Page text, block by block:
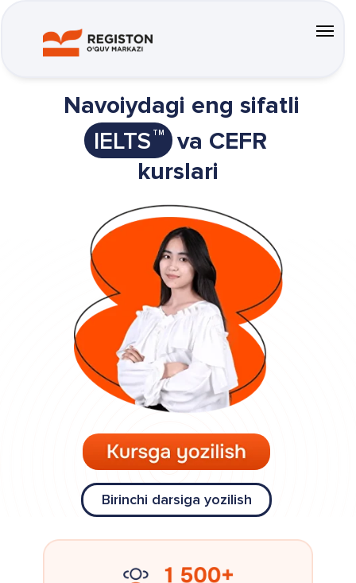
Navoiydagi eng sifatli
IELTS TM
va CEFR
kurslari
Birinchi darsiga yozilish